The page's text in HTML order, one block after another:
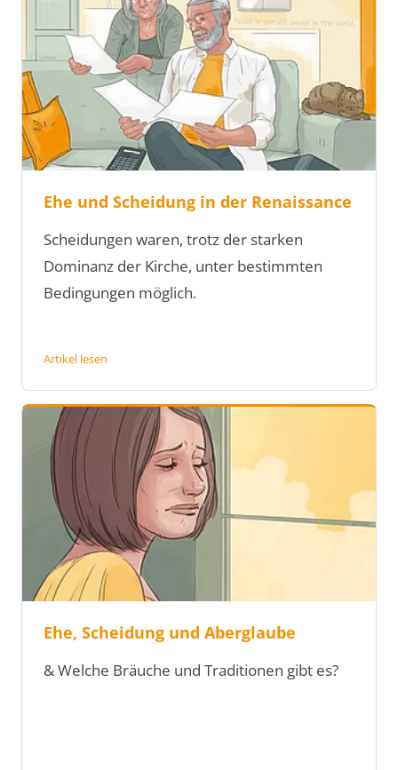
Ehe und Scheidung in der Renaissance
Scheidungen waren, trotz der starken
Dominanz der Kirche, unter bestimmten
Bedingungen möglich.
Artikel lesen
Ehe, Scheidung und Aberglaube
& Welche Bräuche und Traditionen gibt es?